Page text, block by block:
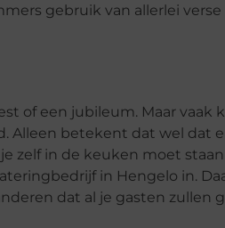
gebruik van allerlei
of een jubileum. Maar vaak
Alleen betekent dat wel dat
zelf in de keuken moet
in Hengelo in.
dat al je gasten zullen